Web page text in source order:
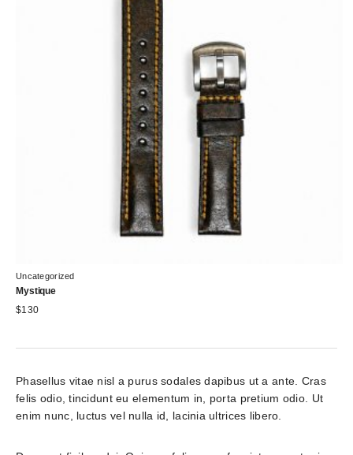
Uncategorized
Mystique
$130
Phasellus vitae nisl a purus sodales dapibus ut a ante. Cras
felis odio, tincidunt eu elementum in, porta pretium odio. Ut
enim nunc, luctus vel nulla id, lacinia ultrices libero.